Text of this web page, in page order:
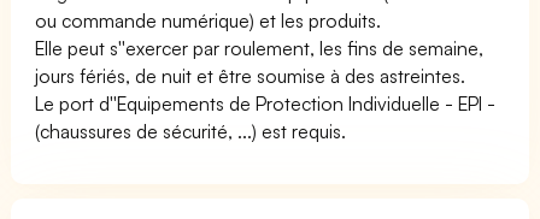
ou commande numérique) et les produits.
Elle peut s''exercer par roulement, les fins de semaine,
jours fériés, de nuit et être soumise à des astreintes.
Le port d''Equipements de Protection Individuelle - EPI -
(chaussures de sécurité, ...) est requis.